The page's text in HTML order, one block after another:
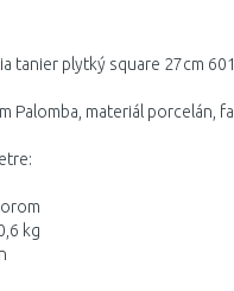
tanier plytký square 27cm
Palomba, materiál porcelán,
kg